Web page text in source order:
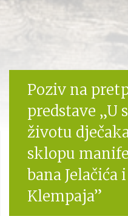
Poziv na
predstave „U
životu
sklopu
bana Jelačića
Klempaja”